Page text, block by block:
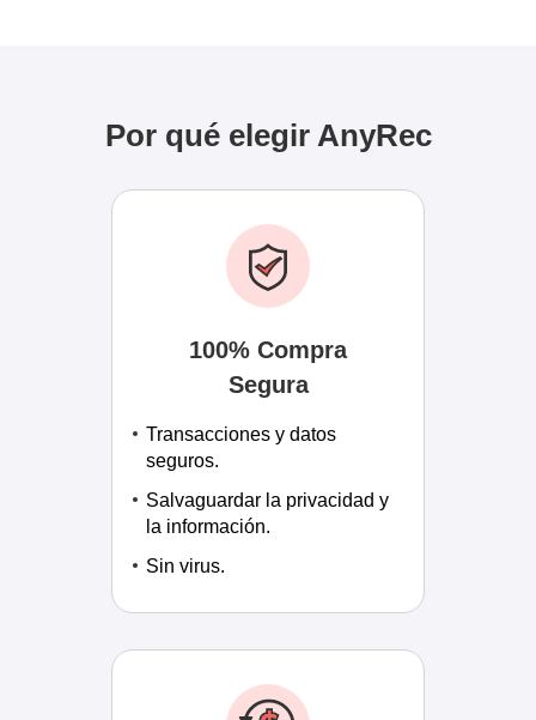
Por qué elegir AnyRec
100% Compra
Segura
Transacciones y datos
seguros.
Salvaguardar la privacidad y
la información.
Sin virus.